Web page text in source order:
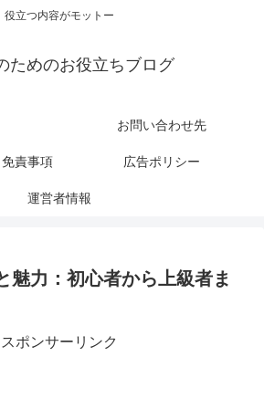
役立つ内容がモットー
ためのお役立ちブログ
お問い合わせ先
責事項 広告ポリシー
運営者情報
魅力：初心者から上級者ま
スポンサーリンク